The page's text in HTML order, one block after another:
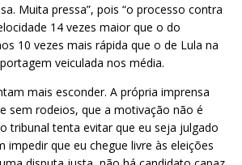
Muita pressa”, pois “o processo contra
14 vezes maior que o do
10 vezes mais rápida que o de Lula na
veiculada nos média.
mais esconder. A própria imprensa
sem rodeios, que a motivação não é
tribunal tenta evitar que eu seja julgado
impedir que eu chegue livre às eleições